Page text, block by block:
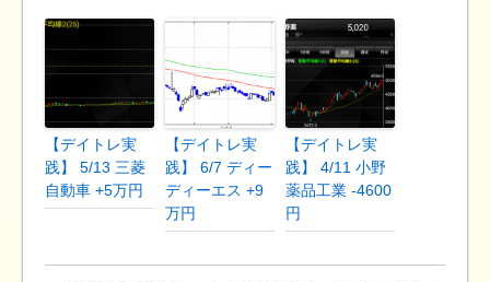
【デイトレ実
践】 5/13 三菱
自動車 +5万円
【デイトレ実
践】 6/7 ディー
ディーエス +9
万円
【デイトレ実
践】 4/11 小野
薬品工業 -4600
円